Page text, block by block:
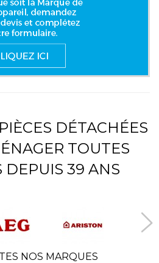
DÉTACHÉES
TOUTES
DEPUIS 39 ANS
NOS MARQUES